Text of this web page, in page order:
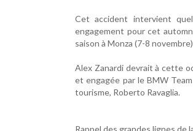
Cet accident intervient
engagement pour cet
saison à Monza (7-8
Alex Zanardi devrait à cette
et engagée par le BMW
tourisme, Roberto Ravaglia.
Rappel des grandes lignes de